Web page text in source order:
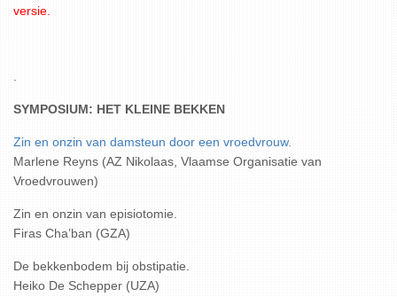
versie.
SYMPOSIUM: HET KLEINE BEKKEN
Zin en onzin van damsteun door een vroedvrouw.
Marlene Reyns (AZ Nikolaas, Vlaamse Organisatie van
Vroedvrouwen)
Zin en onzin van episiotomie.
Firas Cha’ban (GZA)
De bekkenbodem bij obstipatie.
Heiko De Schepper (UZA)